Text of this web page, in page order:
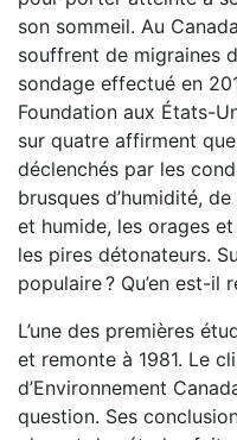
son sommeil. Au
souffrent de migraines
sondage effectué en
Foundation aux États-­
sur quatre affirment
déclenchés par les
brusques d’humidité,
et humide, les orages
les pires détonateurs.
populaire ? Qu’en est-il
L’une des premières
et remonte à 1981. Le
d’Environnement
question. Ses